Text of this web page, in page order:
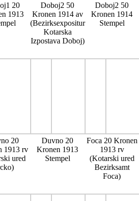
20
1913
Doboj2 50
Kronen 1914 av
(Bezirksexpositur
Kotarska
Izpostava Doboj)
Doboj2 50
Kronen 1914
Stempel
20
1913 rv
ured
Duvno 20
Kronen 1913
Stempel
Foca 20 Kronen
1913 rv
(Kotarski ured
Bezirksamt
Foca)